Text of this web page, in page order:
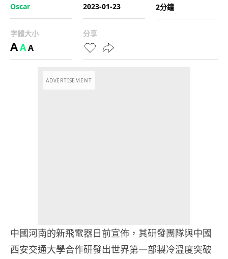
Oscar
2023-01-23
2分鐘
字體大小
AAA
分享
ADVERTISEMENT
中國河南的新飛電器日前宣佈，其研發團隊與中國
西安交通大學合作研發出世界第一部製冷溫度突破